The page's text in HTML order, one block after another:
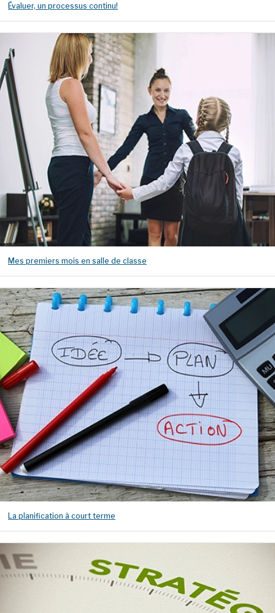
Évaluer, un processus continu!
Mes premiers mois en salle de classe
La planification à court terme